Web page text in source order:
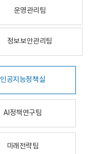
운영관리팀
정보보안관리팀
인공지능정책실
AI정책연구팀
미래전략팀